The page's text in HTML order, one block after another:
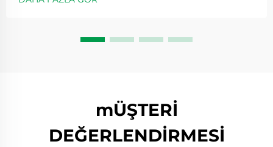
ifade edilir; bu değer, kolu bir kez çevirdiğimizde
mÜŞTERİ
DEĞERLENDİRMESİ